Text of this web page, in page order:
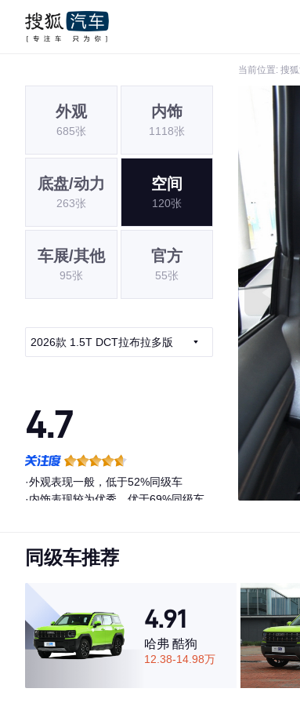
当前位置: 搜
外观
685张
内饰
1118张
底盘/动力
263张
空间
120张
车展/其他
95张
官方
55张
2026款 1.5T DCT拉布拉多版
4.7
·外观表现一般，低于52%同级车
·内饰表现较为优秀，优于69%同级车
同级车推荐
4.91
哈弗 酷狗
12.38-14.98万